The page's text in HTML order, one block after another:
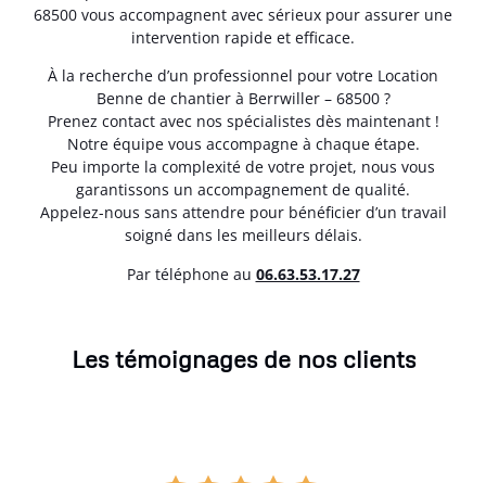
68500 vous accompagnent avec sérieux pour assurer une
intervention rapide et efficace.
À la recherche d’un professionnel pour votre Location
Benne de chantier à Berrwiller – 68500 ?
Prenez contact avec nos spécialistes dès maintenant !
Notre équipe vous accompagne à chaque étape.
Peu importe la complexité de votre projet, nous vous
garantissons un accompagnement de qualité.
Appelez-nous sans attendre pour bénéficier d’un travail
soigné dans les meilleurs délais.
Par téléphone au 06.63.53.17.27
Les témoignages de nos clients